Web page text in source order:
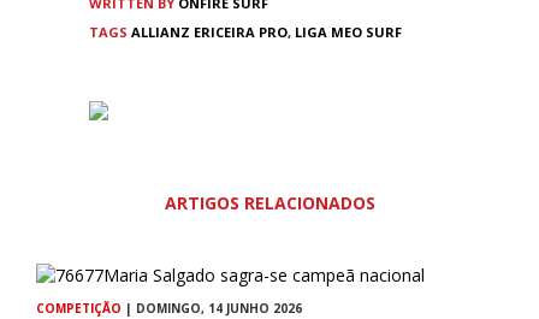
TAGS ALLIANZ ERICEIRA PRO, LIGA MEO SURF
ARTIGOS RELACIONADOS
COMPETIÇÃO | DOMINGO, 14 JUNHO 2026